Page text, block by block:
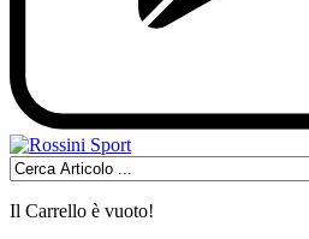
Il Carrello è vuoto!